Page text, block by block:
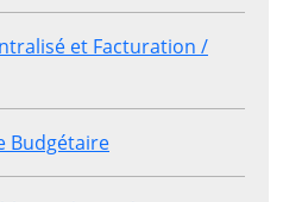
et Facturation /
Budgétaire